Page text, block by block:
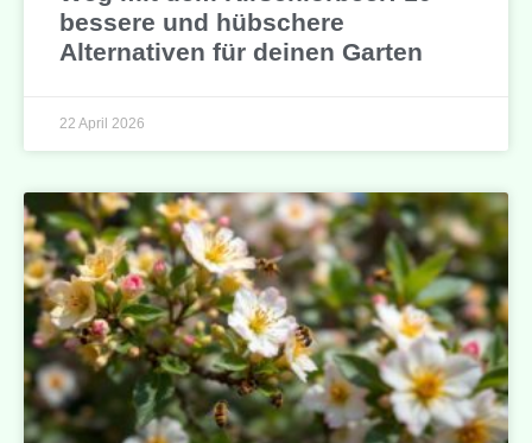
bessere und hübschere
Alternativen für deinen Garten
22 April 2026